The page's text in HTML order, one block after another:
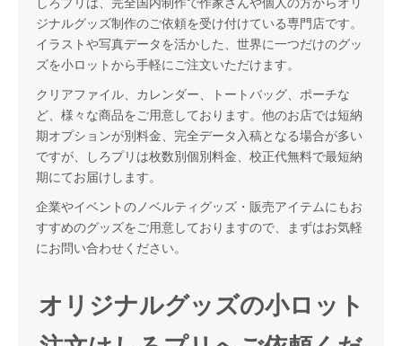
ジナルグッズ制作のご依頼を受け付けている専門店です。
イラストや写真データを活かした、世界に一つだけのグッ
ズを小ロットから手軽にご注文いただけます。
クリアファイル、カレンダー、トートバッグ、ポーチな
ど、様々な商品をご用意しております。他のお店では短納
期オプションが別料金、完全データ入稿となる場合が多い
ですが、しろプリは枚数別個別料金、校正代無料で最短納
期にてお届けします。
企業やイベントのノベルティグッズ・販売アイテムにもお
すすめのグッズをご用意しておりますので、まずはお気軽
にお問い合わせください。
オリジナルグッズの小ロット